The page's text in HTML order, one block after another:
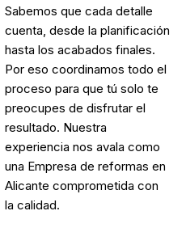
Sabemos que cada detalle
cuenta, desde la planificación
hasta los acabados finales.
Por eso coordinamos todo el
proceso para que tú solo te
preocupes de disfrutar el
resultado. Nuestra
experiencia nos avala como
una Empresa de reformas en
Alicante comprometida con
la calidad.